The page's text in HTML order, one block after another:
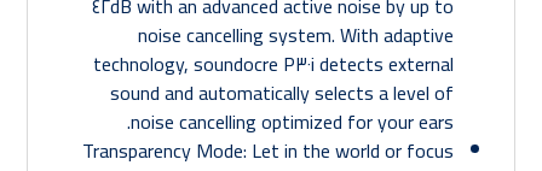
noise cancelling system. With adaptive
technology, soundocre P٣٠i detects external
sound and automatically selects a level of
noise cancelling optimized for your ears.
Transparency Mode: Let in the world or focus